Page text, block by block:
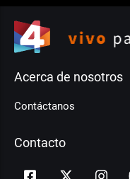
Acerca de nosotros
Contáctanos
Contacto